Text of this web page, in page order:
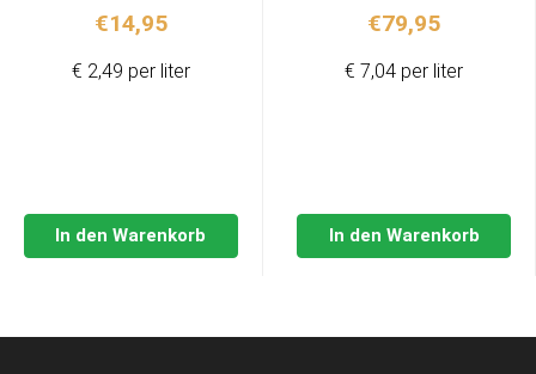
€14,95
In den Warenkorb
€ 2,49 per liter
€79,95
In den Warenkorb
€ 7,04 per liter